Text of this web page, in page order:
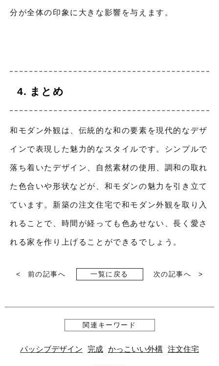
分が全体の印象に大きな影響を与えます。
まとめ
和モダン外観は、伝統的な和の要素を現代的なデザ
インで表現した魅力的なスタイルです。シンプルで
落ち着いたデザイン、自然素材の使用、調和の取れ
た色合いや形状などが、和モダンの魅力を引き立て
ています。新築の注文住宅で和モダン外観を取り入
れることで、時間が経っても色あせない、長く愛さ
れる家を作り上げることができるでしょう。
前の記事へ 一覧に戻る 次の記事へ
関連キーワード
パッシブデザイン 完成 かっこいい外構 注文住宅